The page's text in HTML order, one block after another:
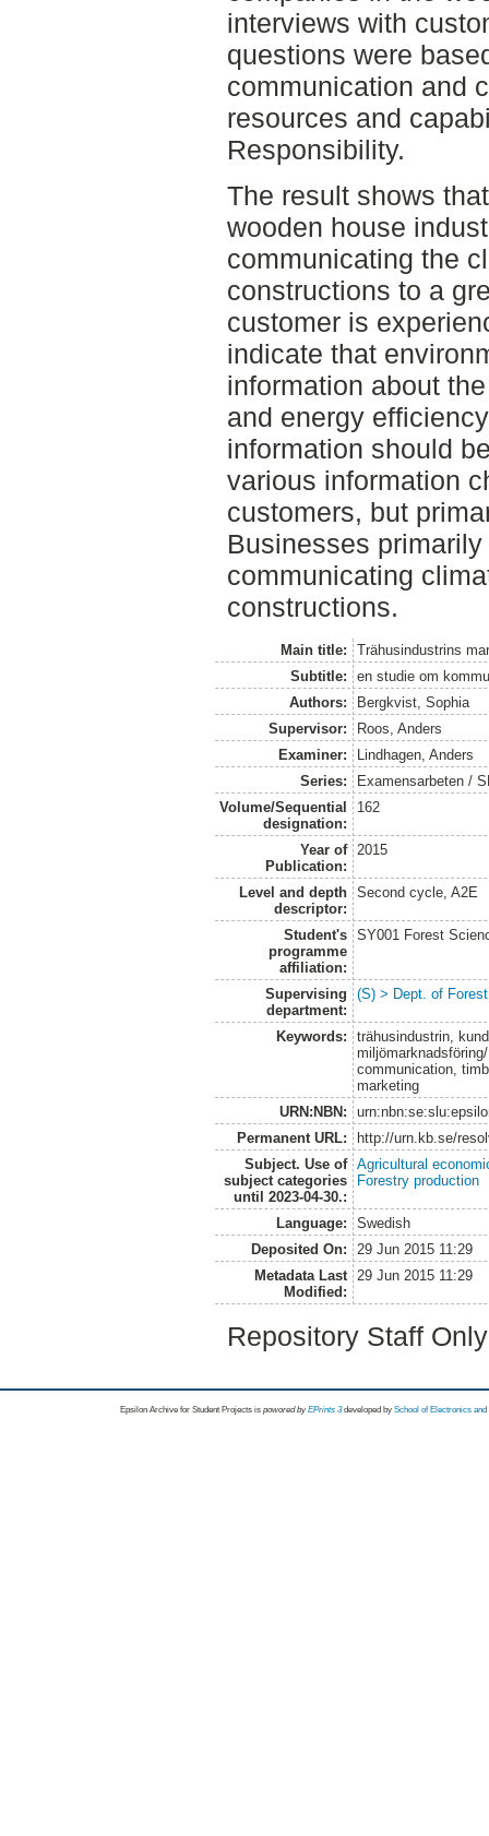
interviews with
questions were
communication and
resources and
Responsibility.
The result shows
wooden house
communicating the
constructions to a
customer is
indicate that
information about
and energy
information should
various information
customers, but
Businesses
communicating
constructions.
Main title:
Trähusindustrins
Subtitle:
en studie om
Authors:
Bergkvist, Sophia
Supervisor:
Roos, Anders
Examiner:
Lindhagen, Anders
Series:
Examensarbeten /
Volume/Sequential
designation:
162
Year of
Publication:
2015
Level and depth
descriptor:
Second cycle, A2E
Student's
programme
affiliation:
SY001 Forest
Supervising
department:
(S) > Dept. of
Keywords:
trähusindustrin,
communication,
marketing
URN:NBN:
Permanent URL:
http://urn.kb.se/
Subject. Use of
subject categories
until 2023-04-30.:
Agricultural
Forestry production
Language:
Swedish
Deposited On:
29 Jun 2015 11:29
Metadata Last
Modified:
29 Jun 2015 11:29
Repository Staff
Epsilon Archive for Student Projects is powored byEPrints 3 developed by School of Electronics